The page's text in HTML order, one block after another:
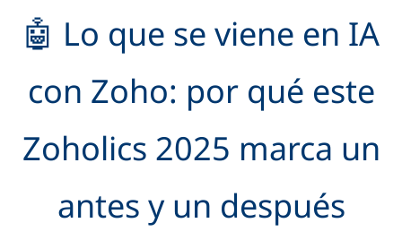
🤖 Lo que se viene en IA
con Zoho: por qué este
Zoholics 2025 marca un
antes y un después